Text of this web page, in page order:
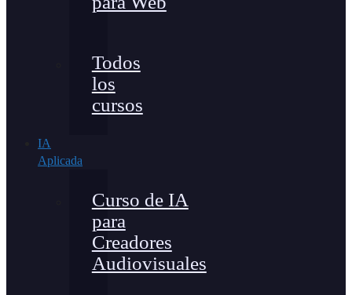
Todos
los
cursos
IA
Aplicada
Curso de IA
para
Creadores
Audiovisuales